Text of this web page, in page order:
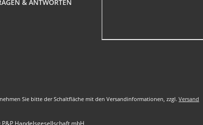
& ANTWORTEN
Sie bitte der Schaltfläche mit den Versandinformationen, zzgl. Versand